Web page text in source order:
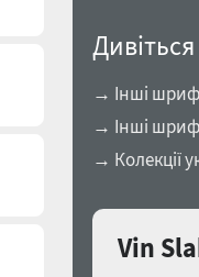
→ Інші
→ Інші
→ Колекції
Vin